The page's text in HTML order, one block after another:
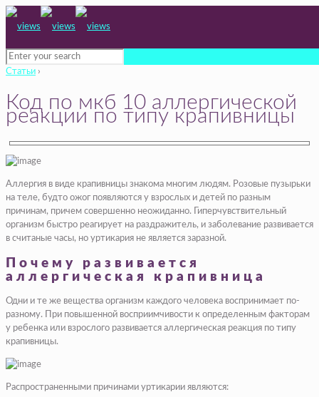
Статьи ›
Код по мкб 10 аллергической
реакции по типу крапивницы
Аллергия в виде крапивницы знакома многим людям. Розовые пузырьки
на теле, будто ожог появляются у взрослых и детей по разным
причинам, причем совершенно неожиданно. Гиперчувствительный
организм быстро реагирует на раздражитель, и заболевание развивается
в считаные часы, но уртикария не является заразной.
Почему развивается
аллергическая крапивница
Одни и те же вещества организм каждого человека воспринимает по-
разному. При повышенной восприимчивости к определенным факторам
у ребенка или взрослого развивается аллергическая реакция по типу
крапивницы.
Распространенными причинами уртикарии являются: